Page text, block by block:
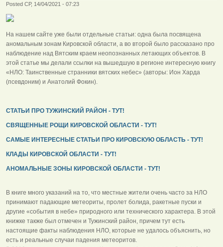
Posted СР, 14/04/2021 - 07:23
На нашем сайте уже были отдельные статьи: одна была посвящена
аномальным зонам Кировской области, а во второй было рассказано про
наблюдение над Вятским краем неопознанных летающих объектов. В
этой статье мы делали ссылки на вышедшую в регионе интересную книгу
«НЛО: Таинственные странники вятских небес» (авторы: Ион Харда
(псевдоним) и Анатолий Фокин).
СТАТЬИ ПРО ТУЖИНСКИЙ РАЙОН - ТУТ!
СВЯЩЕННЫЕ РОЩИ КИРОВСКОЙ ОБЛАСТИ - ТУТ!
САМЫЕ ИНТЕРЕСНЫЕ СТАТЬИ ПРО КИРОВСКУЮ ОБЛАСТЬ - ТУТ!
КЛАДЫ КИРОВСКОЙ ОБЛАСТИ - ТУТ!
АНОМАЛЬНЫЕ ЗОНЫ КИРОВСКОЙ ОБЛАСТИ - ТУТ!
В книге много указаний на то, что местные жители очень часто за НЛО
принимают падающие метеориты, пролет болида, ракетные пуски и
другие «события в небе» природного или технического характера. В этой
книжке также был отмечен и Тужинский район, причем тут есть
настоящие факты наблюдения НЛО, которые не удалось объяснить, но
есть и реальные случаи падения метеоритов.